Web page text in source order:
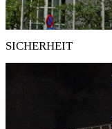
SICHERHEIT